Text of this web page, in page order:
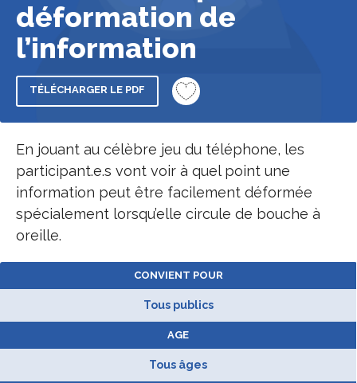
déformation de
l’information
TÉLÉCHARGER LE PDF
En jouant au célèbre jeu du téléphone, les
participant.e.s vont voir à quel point une
information peut être facilement déformée
spécialement lorsqu’elle circule de bouche à
oreille.
CONVIENT POUR
Tous publics
AGE
Tous âges